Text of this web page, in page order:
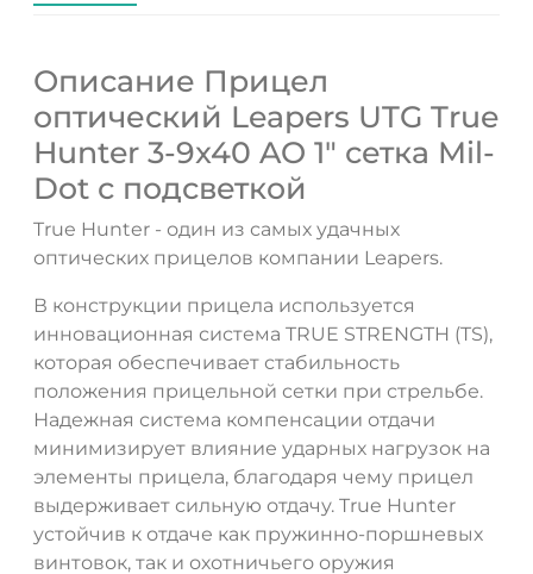
Описание Прицел
оптический Leapers UTG True
Hunter 3-9x40 AO 1" сетка Mil-
Dot с подсветкой
True Hunter - один из самых удачных
оптических прицелов компании Leapers.
В конструкции прицела используется
инновационная система TRUE STRENGTH (TS),
которая обеспечивает стабильность
положения прицельной сетки при стрельбе.
Надежная система компенсации отдачи
минимизирует влияние ударных нагрузок на
элементы прицела, благодаря чему прицел
выдерживает сильную отдачу. True Hunter
устойчив к отдаче как пружинно-поршневых
винтовок, так и охотничьего оружия